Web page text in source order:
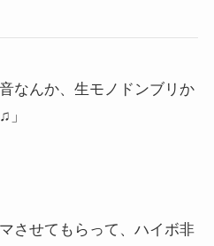
なんか、生モノドンブリか
させてもらって、ハイボ非